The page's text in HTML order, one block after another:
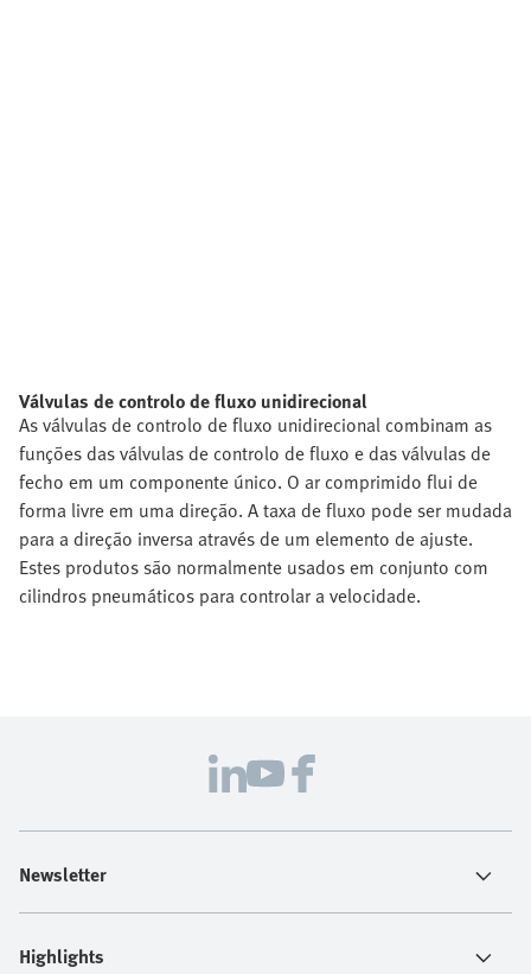
Válvulas de controlo de fluxo unidirecional
As válvulas de controlo de fluxo unidirecional combinam as
funções das válvulas de controlo de fluxo e das válvulas de
fecho em um componente único. O ar comprimido flui de
forma livre em uma direção. A taxa de fluxo pode ser mudada
para a direção inversa através de um elemento de ajuste.
Estes produtos são normalmente usados em conjunto com
cilindros pneumáticos para controlar a velocidade.
Newsletter
Highlights